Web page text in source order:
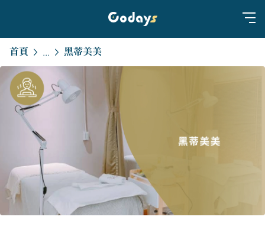
首頁 ... 黑蒂美美